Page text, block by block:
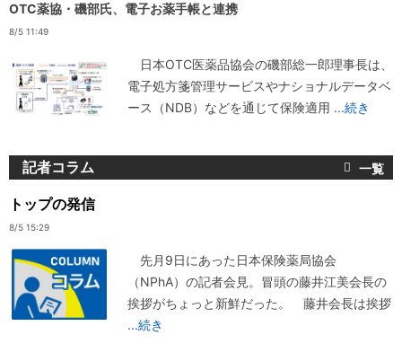
OTC薬協・磯部氏、電子お薬手帳と連携
8/5 11:49
日本OTC医薬品協会の磯部総一郎理事長は、
電子処方箋管理サービスやナショナルデータベ
ース（NDB）などを通じて保険適用 ...続き
記者コラム
トップの発信
8/5 15:29
先月9日にあった日本保険薬局協会
（NPhA）の記者会見。冒頭の藤井江美会長の
挨拶がちょっと新鮮だった。 藤井会長は挨拶
...続き